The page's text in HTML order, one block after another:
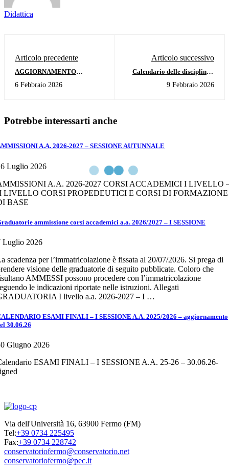
Didattica
Articolo precedente
AGGIORNAMENTO
ACCADEMICI - SESSIONE
6 Febbraio 2026
Articolo successivo
Calendario delle discipline e
indiretto - 60 CFA 2025-2026
9 Febbraio 2026
Potrebbe interessarti anche
A.A. 2026-2027 – SESSIONE AUTUNNALE
Luglio 2026
A.A. 2026-2027 CORSI ACCADEMICI I LIVELLO
LIVELLO CORSI PROPEDEUTICI E CORSI DI FORMAZIONE
BASE
ammissione corsi accademici a.a. 2026/2027 – I SESSIONE
Luglio 2026
scadenza per l’immatricolazione è fissata al 20/07/2026. Si prega di
visione delle graduatorie di seguito pubblicate. Coloro che
AMMESSI possono procedere con l’immatricolazione
le indicazioni riportate nelle istruzioni. Allegati
I livello a.a. 2026-2027 – I …
ESAMI FINALI – I SESSIONE A.A. 2025/2026 – aggiornamento
30.06.26
Giugno 2026
ESAMI FINALI – I SESSIONE A.A. 25-26 – 30.06.26-
Via dell'Università 16, 63900 Fermo (FM)
Tel:+39 0734 225495
Fax:+39 0734 228742
conservatoriofermo@conservatorio.net
conservatoriofermo@pec.it